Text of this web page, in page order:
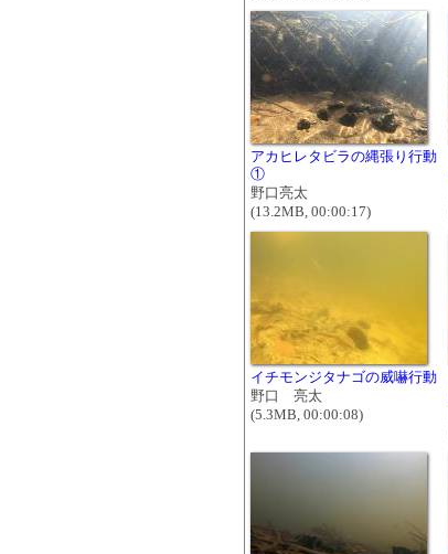
アカヒレタビラの縄張り行動
①
野口亮太
(13.2MB, 00:00:17)
イチモンジタナゴの威嚇行動
野口 亮太
(5.3MB, 00:00:08)